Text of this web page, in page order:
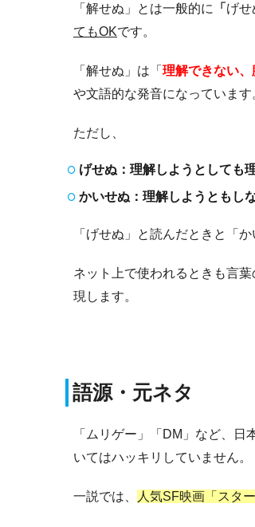
「解せぬ」とは一般的に 「 げせ
てもOKです。
「解せぬ」は「 理解できない
や文語的な発音になっています
ただし、
げせぬ：理解しようとしても
かいせぬ：理解しようともし
「げせぬ」と読んだときと「
ネット上で使われるときも言
現します。
語源・元ネタ
「ムリゲー」「DM」など、
いてはハッキリしていません。
一説では、 人気SF映画「スタ